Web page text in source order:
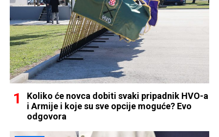
Koliko će novca dobiti svaki pripadnik HVO-a
i Armije i koje su sve opcije moguće? Evo
odgovora